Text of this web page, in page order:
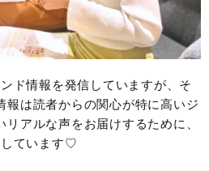
ド情報を発信していますが、そ
報は読者からの関心が特に高いジ
アルな声をお届けするために、
しています♡